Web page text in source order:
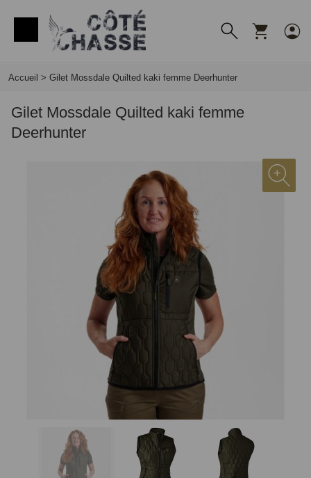
Accueil > Gilet Mossdale Quilted kaki femme Deerhunter
Gilet Mossdale Quilted kaki femme
Deerhunter